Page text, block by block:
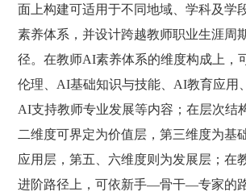
面上构建可适用于不同地域、学科及学
素养体系，并设计跨越教师职业生涯周
径。在教师AI素养体系的维度构成上，
伦理、AI基础知识与技能、AI教育应用
AI支持教师专业发展等内容；在层次结
二维度可界定为价值层，第三维度为基
应用层，第五、六维度则为发展层；在
进阶路径上，可依新手—骨干—专家的